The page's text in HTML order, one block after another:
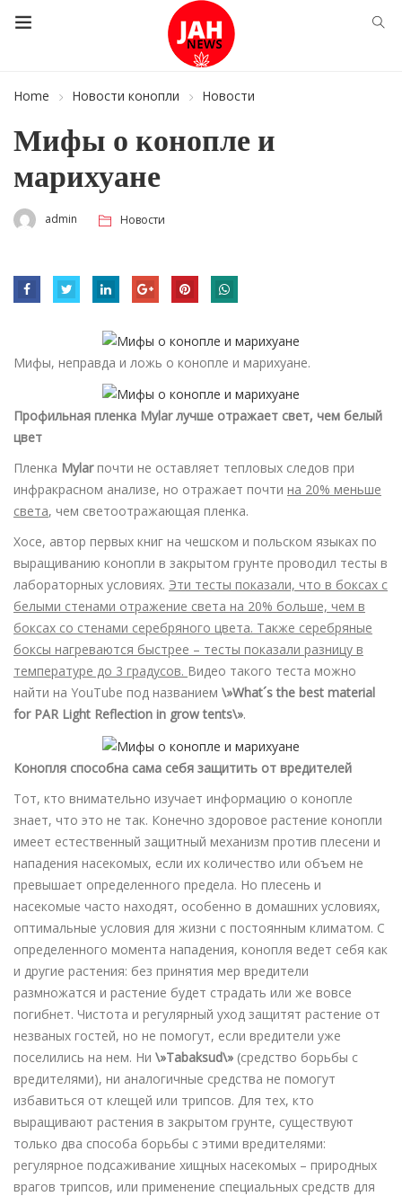
Home Новости конопли Новости
Мифы о конопле и
марихуане
admin Новости
Мифы, неправда и ложь о конопле и марихуане.
Профильная пленка Mylar лучше отражает свет, чем белый
цвет
Пленка Mylarпочти не оставляет тепловых следов при
инфракрасном анализе, но отражает почти на 20% меньше
света, чем светоотражающая пленка.
Хосе, автор первых книг на чешском и польском языках по
выращиванию конопли в закрытом грунте проводил тесты в
лабораторных условиях. Эти тесты показали, что в боксах с
белыми стенами отражение света на 20% больше, чем в
боксах со стенами серебряного цвета. Также серебряные
боксы нагреваются быстрее – тесты показали разницу в
температуре до 3 градусов. Видео такого теста можно
найти на YouTube под названием \»What´s the best material
for PAR Light Reflection in grow tents\».
Конопля способна сама себя защитить от вредителей
Тот, кто внимательно изучает информацию о конопле
знает, что это не так. Конечно здоровое растение конопли
имеет естественный защитный механизм против плесени и
нападения насекомых, если их количество или объем не
превышает определенного предела. Но плесень и
насекомые часто находят, особенно в домашних условиях,
оптимальные условия для жизни с постоянным климатом. С
определенного момента нападения, конопля ведет себя как
и другие растения: без принятия мер вредители
размножатся и растение будет страдать или же вовсе
погибнет. Чистота и регулярный уход защитят растение от
незваных гостей, но не помогут, если вредители уже
поселились на нем. Ни \»Tabaksud\» (средство борьбы с
вредителями), ни аналогичные средства не помогут
избавиться от клещей или трипсов. Для тех, кто
выращивают растения в закрытом грунте, существуют
только два способа борьбы с этими вредителями:
регулярное подсаживание хищных насекомых – природных
врагов трипсов, или применение специальных средств для